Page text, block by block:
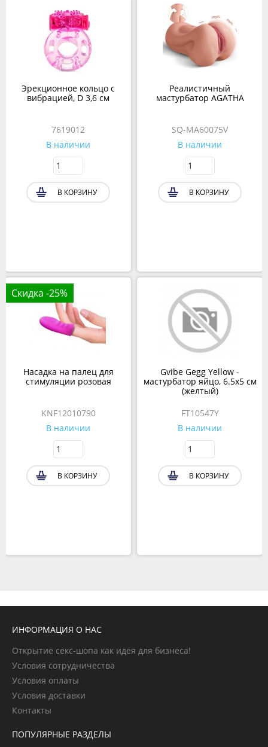
Эрекционное кольцо с
вибрацией, D 3,6 см
7619012
В наличии
В КОРЗИНУ
Скидка -25%
Насадка на палец для
стимуляции розовая
KNF12010790
В наличии
В КОРЗИНУ
Реалистичный
мастурбатор AGATHA
SQ-MA60075V
В наличии
В КОРЗИНУ
Gvibe Gegg Yellow -
мастурбатор яйцо, 6.5х5 см
(желтый)
FT10547Y
В наличии
В КОРЗИНУ
ИНФОРМАЦИЯ О НАС
Открытие секс-шопа как идея для бизнеса!
Условия сотрудничества
Условия оплаты
Условия доставки
Контакты
ПОПУЛЯРНЫЕ РАЗДЕЛЫ